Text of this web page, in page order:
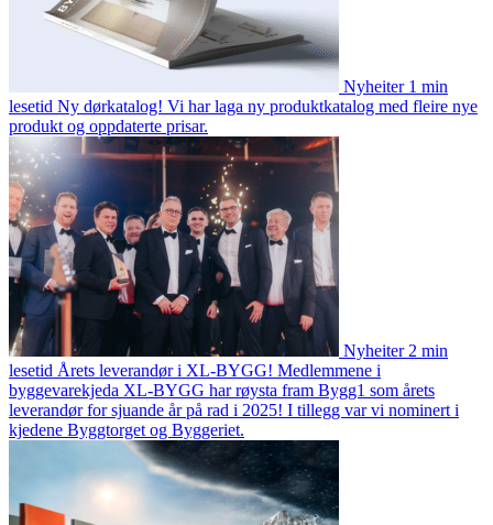
Nyheiter 1 min
lesetid Ny dørkatalog! Vi har laga ny produktkatalog med fleire nye
produkt og oppdaterte prisar.
Nyheiter 2 min
lesetid Årets leverandør i XL-BYGG! Medlemmene i
byggevarekjeda XL-BYGG har røysta fram Bygg1 som årets
leverandør for sjuande år på rad i 2025! I tillegg var vi nominert i
kjedene Byggtorget og Byggeriet.